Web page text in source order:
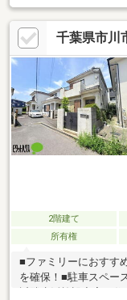
ご家族の様子を見守
有・各階にトイレを
ター雨戸・駐車スペ
の一部)・浴室乾燥機
徒歩1分(約50m)■ ご
━━━━━・・・物件の
ださい。
千葉県市川
2階建て
所有権
■ファミリーにおすす
を確保！■駐車スペー
近隣生活施設充実の住